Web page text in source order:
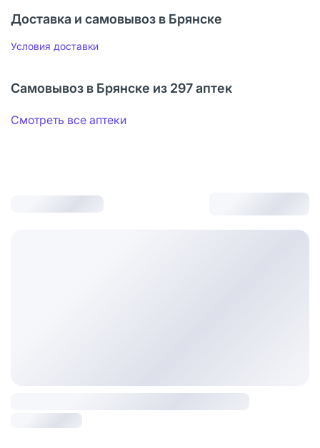
Доставка и самовывоз в Брянске
Условия доставки
Самовывоз в Брянске из 297 аптек
Смотреть все аптеки